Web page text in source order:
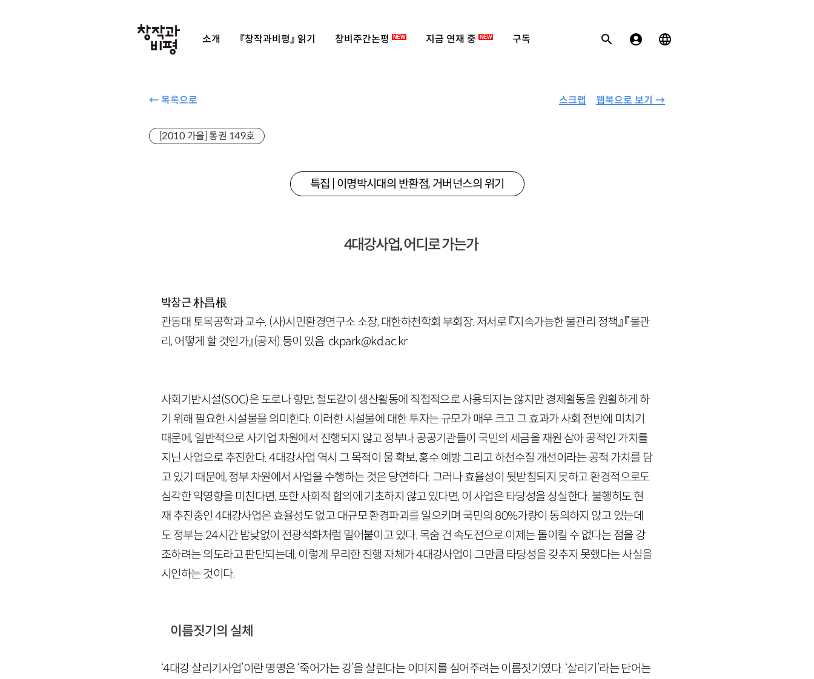
소개 『창작과비평』 읽기 창비주간논평 NEW 지금 연재 중 NEW 구독
← 목록으로 웹북으로 보기 →
스크랩
[2010 가을] 통권 149호
특집 | 이명박시대의 반환점, 거버넌스의 위기
4대강사업, 어디로 가는가
박창근朴昌根
관동대 토목공학과 교수. (사)시민환경연구소 소장, 대한하천학회 부회장. 저서로 『지속가능한 물관리 정책』 『물관
리, 어떻게 할 것인가』(공저) 등이 있음. ckpark@kd.ac.kr
사회기반시설(SOC)은 도로나 항만, 철도같이 생산활동에 직접적으로 사용되지는 않지만 경제활동을 원활하게 하
기 위해 필요한 시설물을 의미한다. 이러한 시설물에 대한 투자는 규모가 매우 크고 그 효과가 사회 전반에 미치기
때문에, 일반적으로 사기업 차원에서 진행되지 않고 정부나 공공기관들이 국민의 세금을 재원 삼아 공적인 가치를
지닌 사업으로 추진한다.4대강사업 역시 그 목적이 물 확보, 홍수 예방 그리고 하천수질 개선이라는 공적 가치를 담
고 있기 때문에, 정부 차원에서 사업을 수행하는 것은 당연하다. 그러나 효율성이 뒷받침되지 못하고 환경적으로도
심각한 악영향을 미친다면, 또한 사회적 합의에 기초하지 않고 있다면, 이 사업은 타당성을 상실한다. 불행히도 현
재 추진중인4대강사업은 효율성도 없고 대규모 환경파괴를 일으키며 국민의 80%가량이 동의하지 않고 있는데
도 정부는24시간 밤낮없이 전광석화처럼 밀어붙이고 있다. 목숨 건 속도전으로 이제는 돌이킬 수 없다는 점을 강
조하려는 의도라고 판단되는데, 이렇게 무리한 진행 자체가4대강사업이 그만큼 타당성을 갖추지 못했다는 사실을
시인하는 것이다.
이름짓기의 실체
‘4대강 살리기사업’이란 명명은 ‘죽어가는 강’을 살린다는 이미지를 심어주려는 이름짓기였다. ‘살리기’라는 단어는